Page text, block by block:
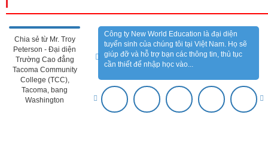
Chia sẻ từ Mr. Troy
Peterson - Đại diện
Trường Cao đẳng
Tacoma Community
College (TCC),
Tacoma, bang
Washington
Công ty New World Education là đại diện
tuyển sinh của chúng tôi tại Việt Nam. Họ sẽ
giúp đỡ và hỗ trợ bạn các thông tin, thủ tục
cần thiết để nhập học vào...